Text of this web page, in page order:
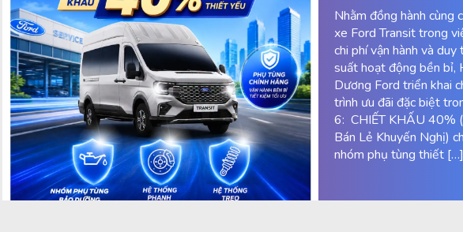
Nhằm đồng hành cùng
xe Ford Transit trong
chi phí vận hành và duy
suất hoạt động bền bỉ,
Dương Ford triển khai
trình ưu đãi đặc biệt
6: CHIẾT KHẤU 40%
Bán Lẻ Khuyến Nghị)
nhóm phụ tùng thiết […]